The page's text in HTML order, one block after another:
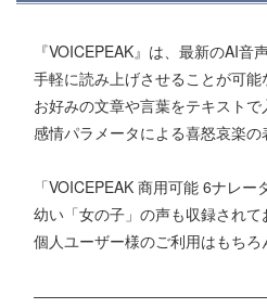
『VOICEPEAK』は、最新のAI音
手軽に読み上げさせることが可
お好みの文章や言葉をテキスト
感情パラメータによる喜怒哀楽の
「VOICEPEAK 商用可能 6ナレ
幼い「女の子」の声も収録され
個人ユーザー様のご利用はもち